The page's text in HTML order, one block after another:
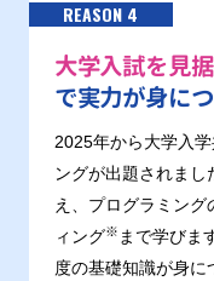
REASON 4
大学入試を見
で実力が身に
2025年から大学入
ングが出題されま
え、プログラミン
ィング※ まで学びま
度の基礎知識が身に